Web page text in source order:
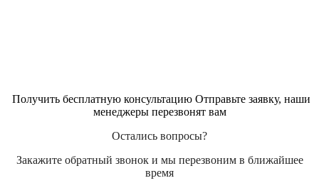
Получить бесплатную консультацию Отправьте заявку, наши
менеджеры перезвонят вам
Остались вопросы?
Закажите обратный звонок и мы перезвоним в ближайшее
время